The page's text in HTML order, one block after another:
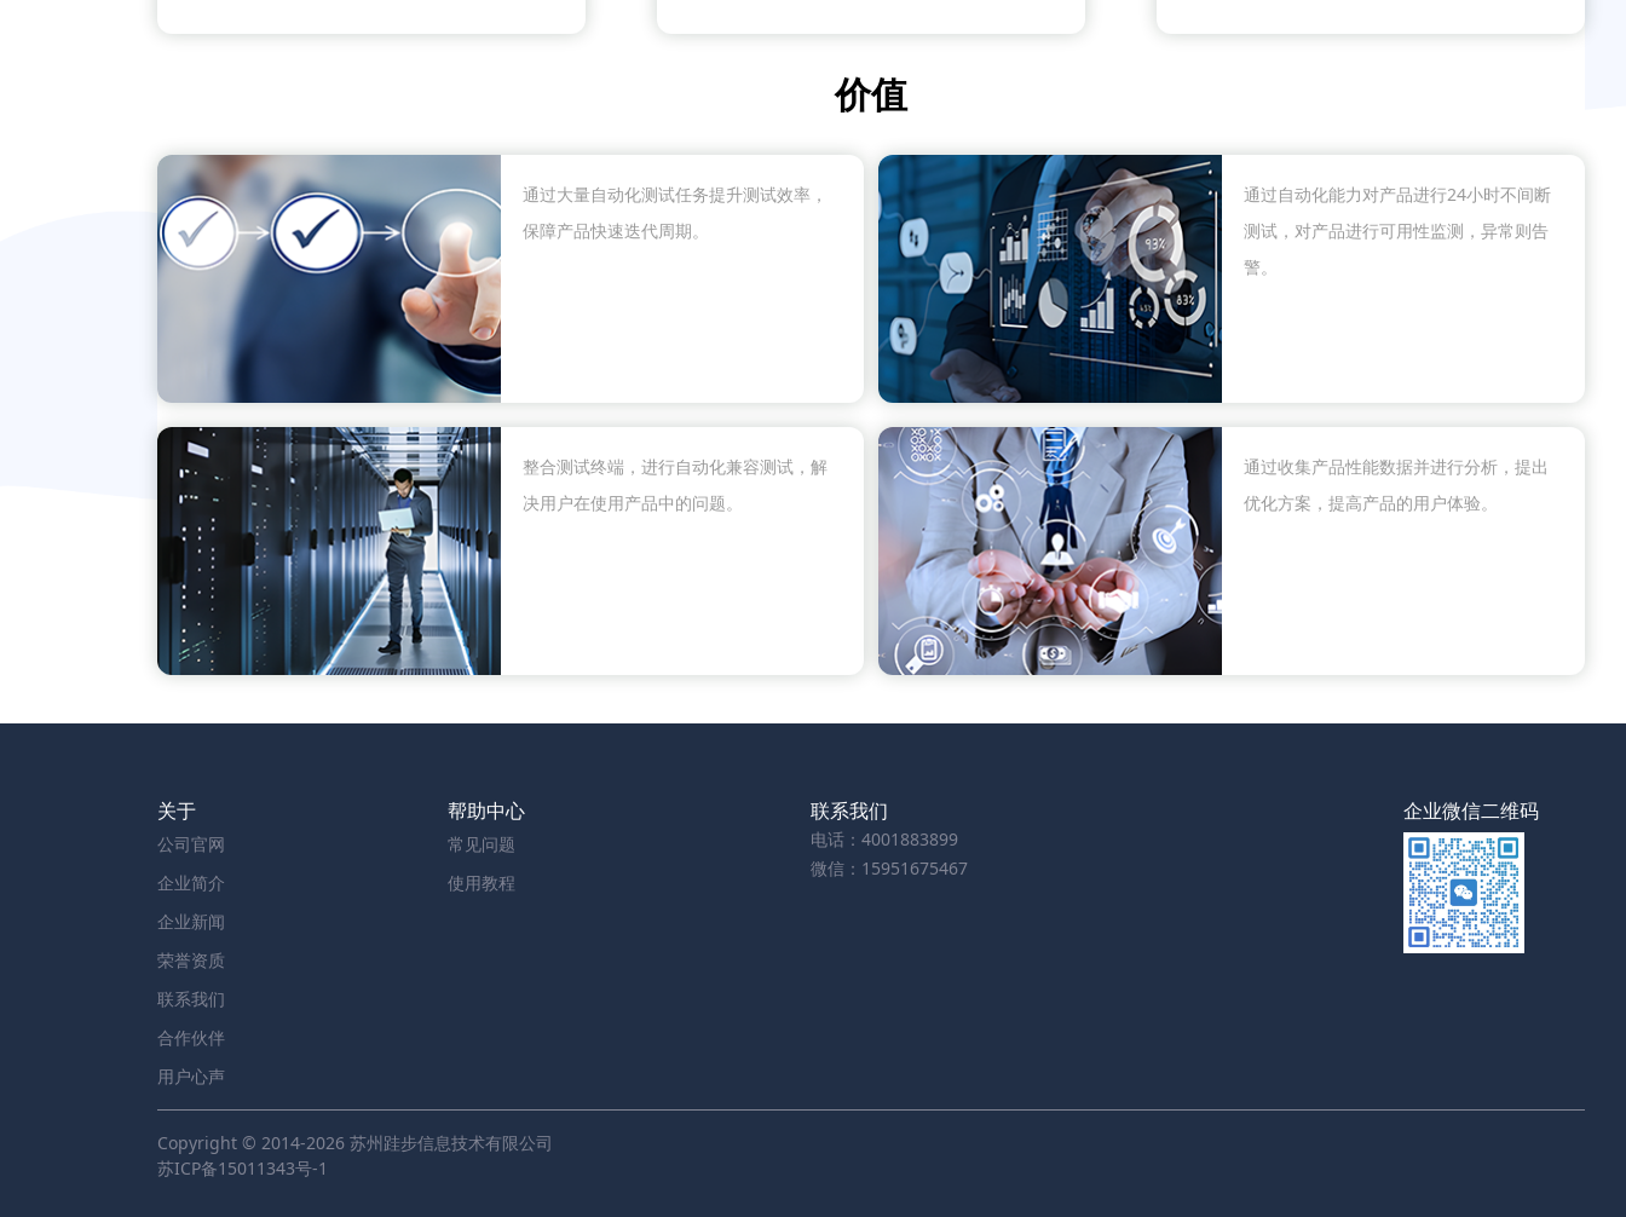
价值
通过大量自动化测试任务提升测试效率，
保障产品快速迭代周期。
通过自动化能力对产品进行24小时不间断
测试，对产品进行可用性监测，异常则告
警。
整合测试终端，进行自动化兼容测试，解
决用户在使用产品中的问题。
通过收集产品性能数据并进行分析，提出
优化方案，提高产品的用户体验。
关于
公司官网
企业简介
企业新闻
荣誉资质
联系我们
合作伙伴
用户心声
帮助中心
常见问题
使用教程
联系我们
电话：4001883899
微信：15951675467
企业微信二维码
Copyright © 2014-2026 苏州跬步信息技术有限公司
苏ICP备15011343号-1